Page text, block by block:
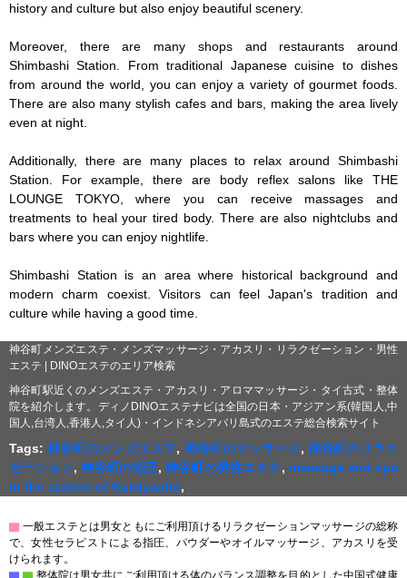
history and culture but also enjoy beautiful scenery.
Moreover, there are many shops and restaurants around
Shimbashi Station. From traditional Japanese cuisine to dishes
from around the world, you can enjoy a variety of gourmet foods.
There are also many stylish cafes and bars, making the area lively
even at night.
Additionally, there are many places to relax around Shimbashi
Station. For example, there are body reflex salons like THE
LOUNGE TOKYO, where you can receive massages and
treatments to heal your tired body. There are also nightclubs and
bars where you can enjoy nightlife.
Shimbashi Station is an area where historical background and
modern charm coexist. Visitors can feel Japan's tradition and
culture while having a good time.
神谷町メンズエステ・メンズマッサージ・アカスリ・リラクゼーション・男性
エステ | DINOエステのエリア検索
神谷町駅近くのメンズエステ・アカスリ・アロママッサージ・タイ古式・整体
院を紹介します。ディノDINOエステナビは全国の日本・アジアン系(韓国人,中
国人,台湾人,香港人,タイ人)・インドネシアバリ島式のエステ総合検索サイト
Tags:神谷町のメンズエステ, 神谷町のマッサージ, 神谷町のリラク
ゼーション, 神谷町の指圧,神谷町の男性エステ, massage and spa
in the station of Kamiyachō,
▇ 一般エステとは男女ともにご利用頂けるリラクゼーションマッサージの総称
で、女性セラピストによる指圧、パウダーやオイルマッサージ、アカスリを受
けられます。